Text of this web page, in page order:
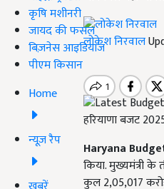
कृषि मशीनरी
जायद की फसल
बिज़नेस आइडियाज
पीएम किसान
Home
न्यूज़ रैप
लोकेश निरवाल
हरियाणा बजट
Haryana
किया. मुख्यमंत्री
कुल 2,05,017